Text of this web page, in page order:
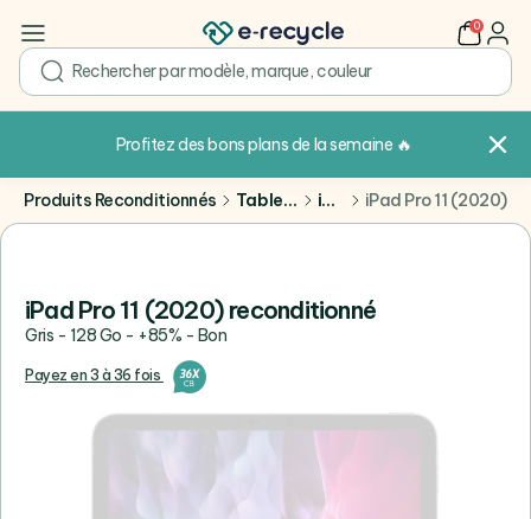
search
0 user
Profitez des bons plans de la semaine 🔥
Produits Reconditionnés Tablettes iPad iPad Pro 11 (2020)
iPad Pro 11 (2020) reconditionné
Gris - 128 Go - +85% - Bon
Payez en 3 à 36 fois